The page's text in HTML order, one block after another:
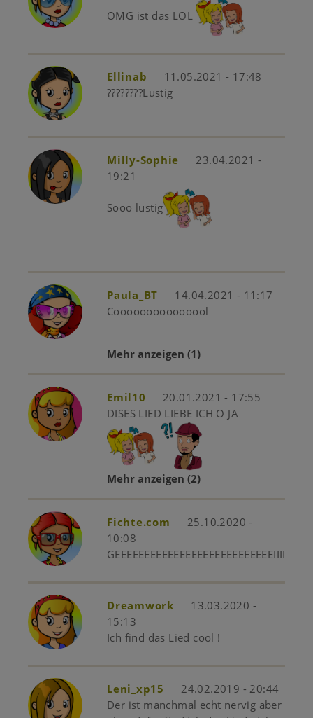
OMG ist das LOL
Ellinab
11.05.2021 - 17:48
????????Lustig
Milly-Sophie
23.04.2021 -
19:21
Sooo lustig
Paula_BT
14.04.2021 - 11:17
Cooooooooooooool
Mehr anzeigen (1)
Emil10
20.01.2021 - 17:55
DISES LIED LIEBE ICH O JA
Mehr anzeigen (2)
Fichte.com
25.10.2020 -
10:08
Dreamwork
13.03.2020 -
15:13
Ich find das Lied cool !
Leni_xp15
24.02.2019 - 20:44
Der ist manchmal echt nervig aber